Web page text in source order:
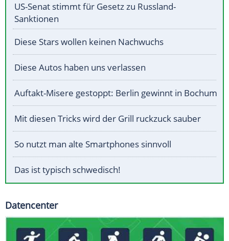
US-Senat stimmt für Gesetz zu Russland-
Sanktionen
Diese Stars wollen keinen Nachwuchs
Diese Autos haben uns verlassen
Auftakt-Misere gestoppt: Berlin gewinnt in Bochum
Mit diesen Tricks wird der Grill ruckzuck sauber
So nutzt man alte Smartphones sinnvoll
Das ist typisch schwedisch!
Datencenter